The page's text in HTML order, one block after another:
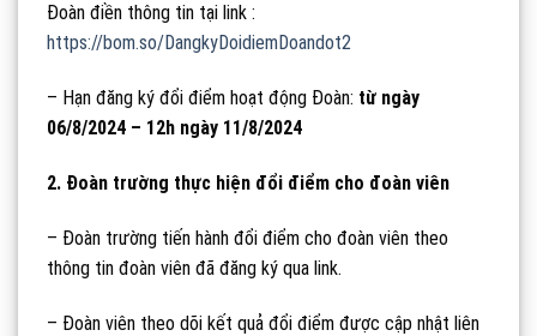
Đoàn điền thông tin tại link :
https://bom.so/DangkyDoidiemDoandot2
– Hạn đăng ký đổi điểm hoạt động Đoàn: từ ngày
06/8/2024 – 12h ngày 11/8/2024
2. Đoàn trường thực hiện đổi điểm cho đoàn viên
– Đoàn trường tiến hành đổi điểm cho đoàn viên theo
thông tin đoàn viên đã đăng ký qua link.
– Đoàn viên theo dõi kết quả đổi điểm được cập nhật liên